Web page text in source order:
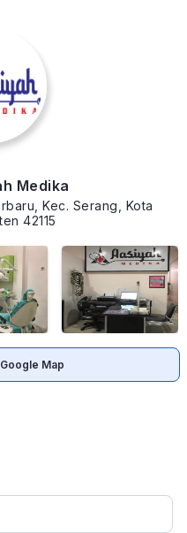
Medika
Kec. Serang, Kota
42115
Map